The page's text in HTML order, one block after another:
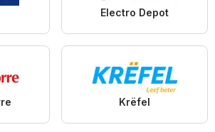
Electro Depot
Krëfel